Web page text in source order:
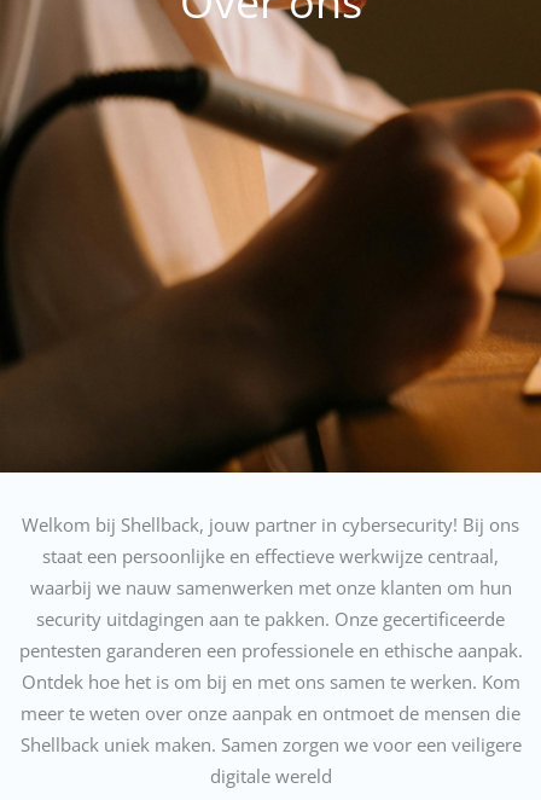
Welkom bij Shellback, jouw partner in cybersecurity! Bij ons
staat een persoonlijke en effectieve werkwijze centraal,
waarbij we nauw samenwerken met onze klanten om hun
security uitdagingen aan te pakken. Onze gecertificeerde
pentesten garanderen een professionele en ethische aanpak.
Ontdek hoe het is om bij en met ons samen te werken. Kom
meer te weten over onze aanpak en ontmoet de mensen die
Shellback uniek maken. Samen zorgen we voor een veiligere
digitale wereld